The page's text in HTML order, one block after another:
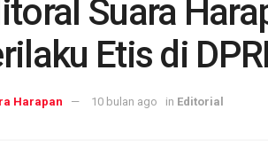
Suara
Etis di
Harapan 10 bulan ago in Editorial